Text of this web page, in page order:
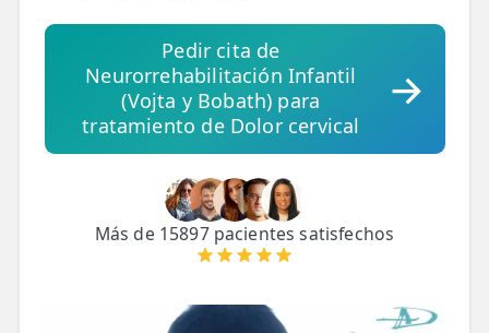
✅ EPTE - EPI
ESTÉTICA
✨ Fisioestética
✨ Radiofrecuencia INDIBA
✨ Drenaje Linfático Manual
✨ Presoterapia
Pedir cita de
Neurorrehabilitación Infantil
(Vojta y Bobath) para
tratamiento de Dolor cervical
Más de 15897 pacientes satisfechos